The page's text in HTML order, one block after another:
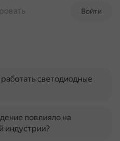
Войти
светодиодные
повлияло на
индустрии?